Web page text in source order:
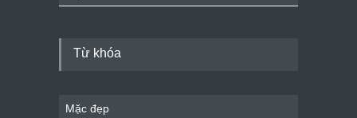
Từ khóa
Mặc đẹp